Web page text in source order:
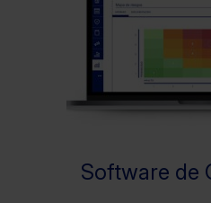
Software de